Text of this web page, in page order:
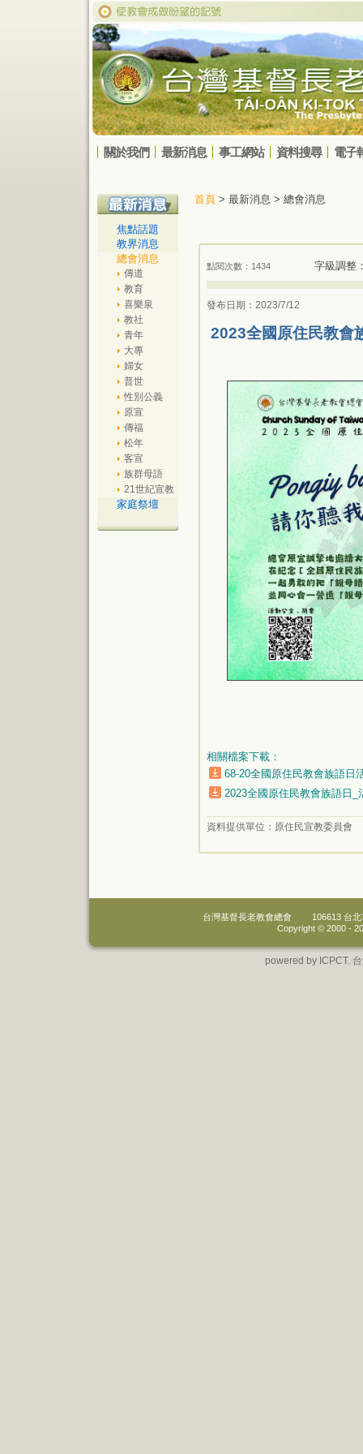
關於我們 最新消息 事工網站 資料搜尋 電子
焦點話題
教界消息
總會消息
傳道
教育
喜樂泉
教社
青年
大專
婦女
普世
性別公義
原宣
傳福
松年
客宣
族群母語
21世紀宣教
家庭祭壇
首頁 > 最新消息 > 總會消息
點閱次數：1434 字級調整
發布日期：2023/7/12
2023全國原住民教會
相關檔案下載：
68-20全國原住民教會族語日
2023全國原住民教會族語日_
資料提供單位： 原住民宣教委員會
台灣基督長老教會總會
106613 台
Copyright © 2000 -
powered by ICPCT.